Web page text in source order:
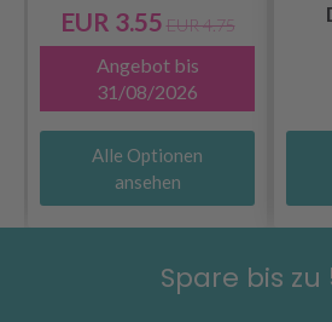
EUR 3.55 EUR 4.75
Angebot bis
31/08/2026
Alle Optionen
ansehen
Spare bis zu